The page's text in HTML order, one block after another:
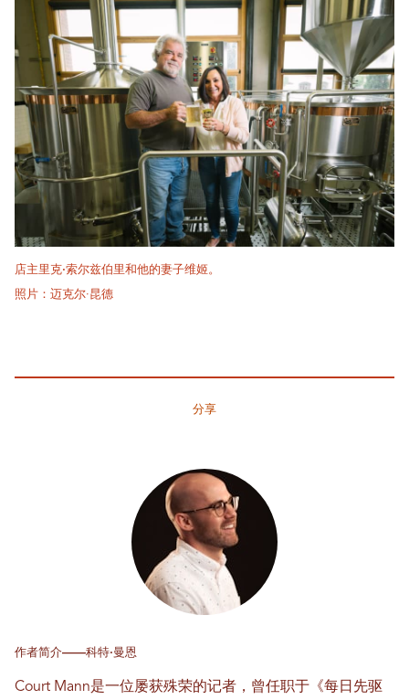
店主里克·索尔兹伯里和他的妻子维姬。
照片：迈克尔·昆德
分享
作者简介——科特·曼恩
Court Mann是一位屡获殊荣的记者，曾任职于《每日先驱